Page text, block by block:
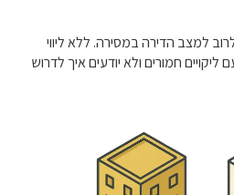
למצב הדירה במסירה. ללא ליווי
חמורים ולא יודעים איך לדרוש